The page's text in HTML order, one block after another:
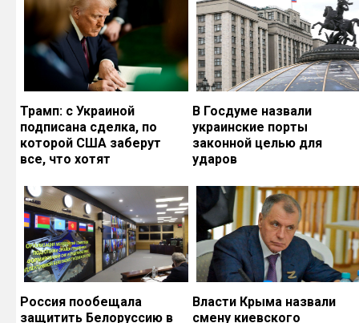
Трамп: с Украиной
подписана сделка, по
которой США заберут
все, что хотят
В Госдуме назвали
украинские порты
законной целью для
ударов
Россия пообещала
защитить Белоруссию в
Власти Крыма назвали
смену киевского